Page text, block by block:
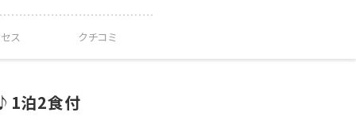
ス クチコミ
泊2食付